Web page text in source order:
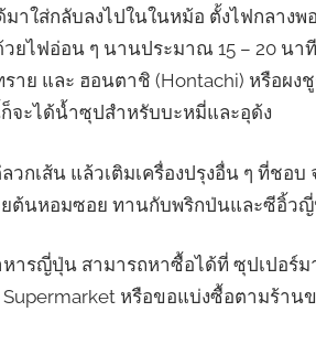
าใส่กลับลงไปในในหม้อ ตั้งไฟกลางพ
วยไฟอ่อน ๆ นานประมาณ 15 – 20 น
าย และ ฮอนตาชิ (Hontachi) หรือผ
จะได้น้ำซุปสำหรับบะหมี่และอุด้ง
ลวกเส้น แล้วเติมเครื่องปรุงอื่น ๆ ที่ช
ยต้นหอมซอย ทานกับพริกป่นและซีอิ้ว
หารญี่ปุ่น สามารถหาซื้อได้ที่ ซุปเปอร์
Supermarket หรือขอแบ่งซื้อตามร้า